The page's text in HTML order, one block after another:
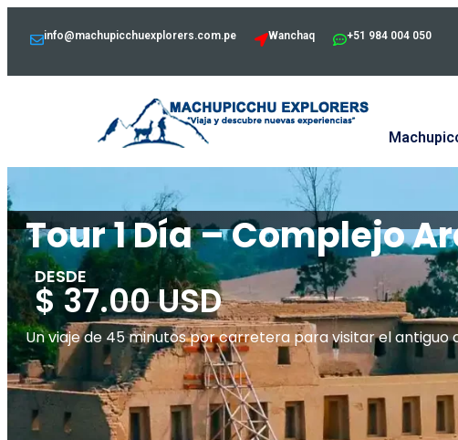
info@machupicchuexplorers.com.pe Wanchaq +51 984 004 050
Tour 1 Día – Complejo
DESDE
$ 37.00 USD
Un viaje de 45 minutos por carretera para visitar el